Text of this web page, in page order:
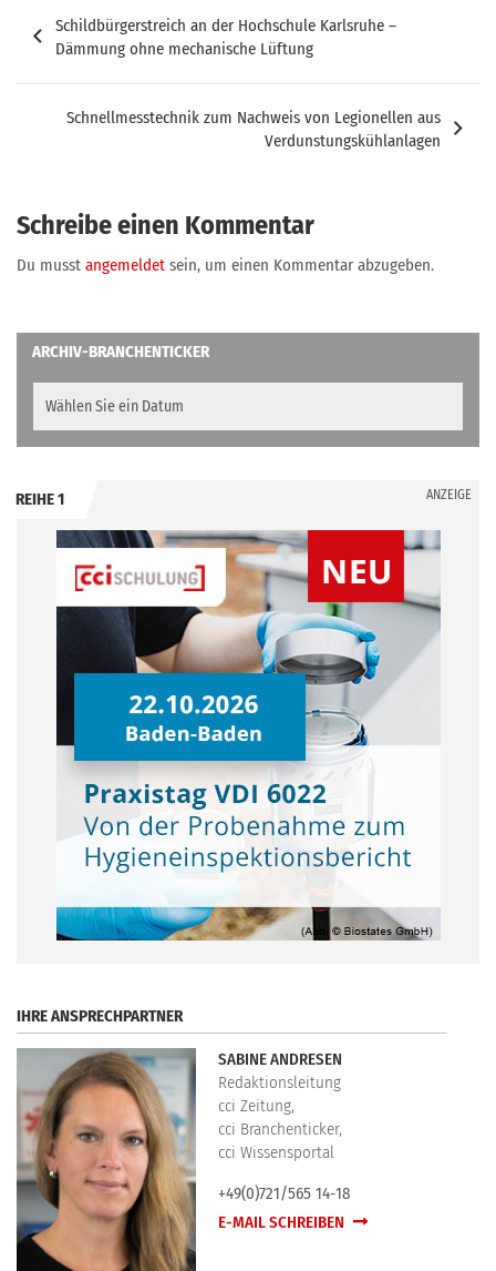
Beitragsnavigation
Schildbürgerstreich an der Hochschule Karlsruhe –
Dämmung ohne mechanische Lüftung
Schnellmesstechnik zum Nachweis von Legionellen aus
Verdunstungskühlanlagen
Schreibe einen Kommentar
Du musst angemeldet sein, um einen Kommentar abzugeben.
ARCHIV-BRANCHENTICKER
REIHE 1 ANZEIGE
IHRE ANSPRECHPARTNER
SABINE ANDRESEN
Redaktionsleitung
cci Zeitung,
cci Branchenticker,
cci Wissensportal
+49(0)721/565 14-18
E-MAIL SCHREIBEN